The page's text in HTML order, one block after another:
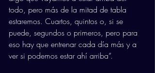
todo, pero más de la mitad de tabla
estaremos. Cuartos, quintos o, si se
puede, segundos o primeros, pero para
eso hay que entrenar cada día más y a
ver si podemos estar ahí arriba”.